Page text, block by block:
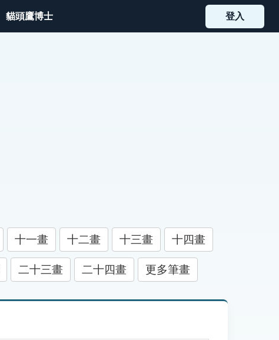
貓頭鷹博士 登入
十一畫 十二畫 十三畫 十四畫
二十三畫 二十四畫 更多筆畫